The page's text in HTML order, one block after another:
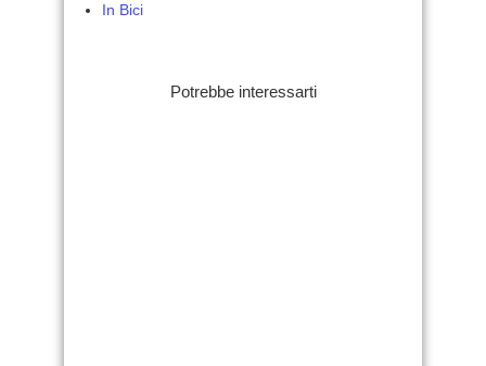
In Bici
Potrebbe interessarti